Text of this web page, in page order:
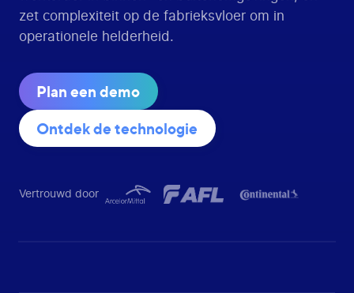
zet complexiteit op de fabrieksvloer om in
operationele helderheid.
Plan een demo
Ontdek de technologie
Vertrouwd door